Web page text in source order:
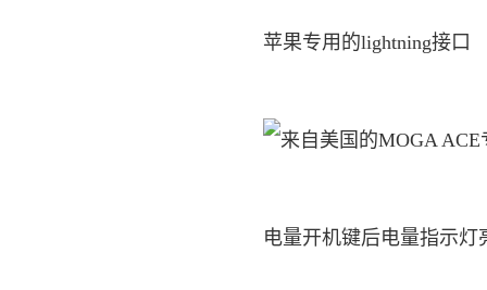
苹果专用的lightning接口
电量开机键后电量指示灯